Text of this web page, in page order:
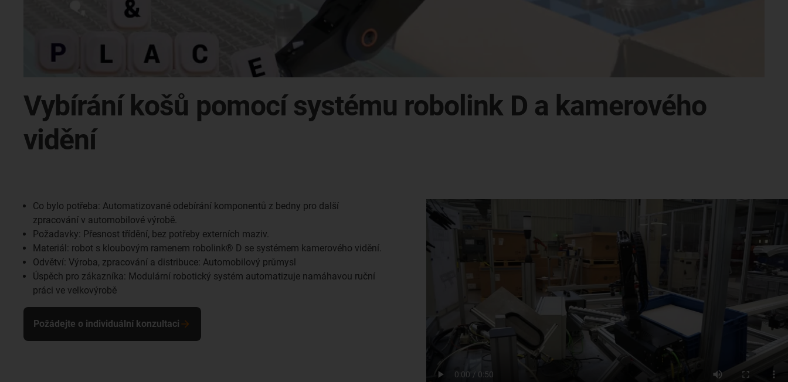
Vybírání košů pomocí systému robolink D a kamerového
vidění
Co bylo potřeba: Automatizované odebírání komponentů z bedny pro další
zpracování v automobilové výrobě.
Požadavky: Přesnost třídění, bez potřeby externích maziv.
Materiál: robot s kloubovým ramenem robolink® D se systémem kamerového vidění.
Odvětví: Výroba, zpracování a distribuce: Automobilový průmysl
Úspěch pro zákazníka: Modulární robotický systém automatizuje namáhavou ruční
práci ve velkovýrobě
Požádejte o individuální konzultaci